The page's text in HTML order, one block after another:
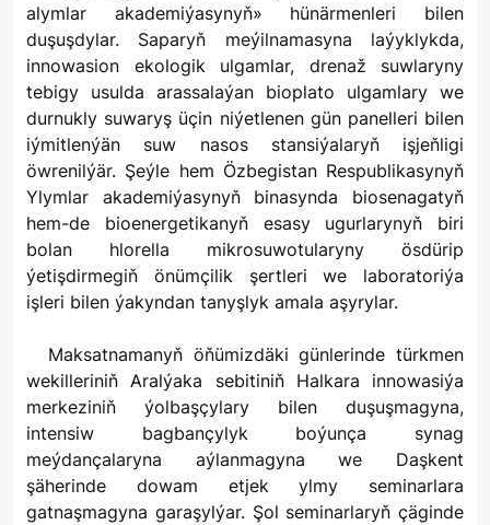
alymlar akademiýasynyň» hünärmenleri bilen
duşuşdylar. Saparyň meýilnamasyna laýyklykda,
innowasion ekologik ulgamlar, drenaž suwlaryny
tebigy usulda arassalaýan bioplato ulgamlary we
durnukly suwaryş üçin niýetlenen gün panelleri bilen
iýmitlenýän suw nasos stansiýalaryň işjeňligi
öwrenilýär. Şeýle hem Özbegistan Respublikasynyň
Ylymlar akademiýasynyň binasynda biosenagatyň
hem-de bioenergetikanyň esasy ugurlarynyň biri
bolan hlorella mikrosuwotularyny ösdürip
ýetişdirmegiň önümçilik şertleri we laboratoriýa
işleri bilen ýakyndan tanyşlyk amala aşyrylar.
Maksatnamanyň öňümizdäki günlerinde türkmen
wekilleriniň Aralýaka sebitiniň Halkara innowasiýa
merkeziniň ýolbaşçylary bilen duşuşmagyna,
intensiw bagbançylyk boýunça synag
meýdançalaryna aýlanmagyna we Daşkent
şäherinde dowam etjek ylmy seminarlara
gatnaşmagyna garaşylýar. Şol seminarlaryň çäginde